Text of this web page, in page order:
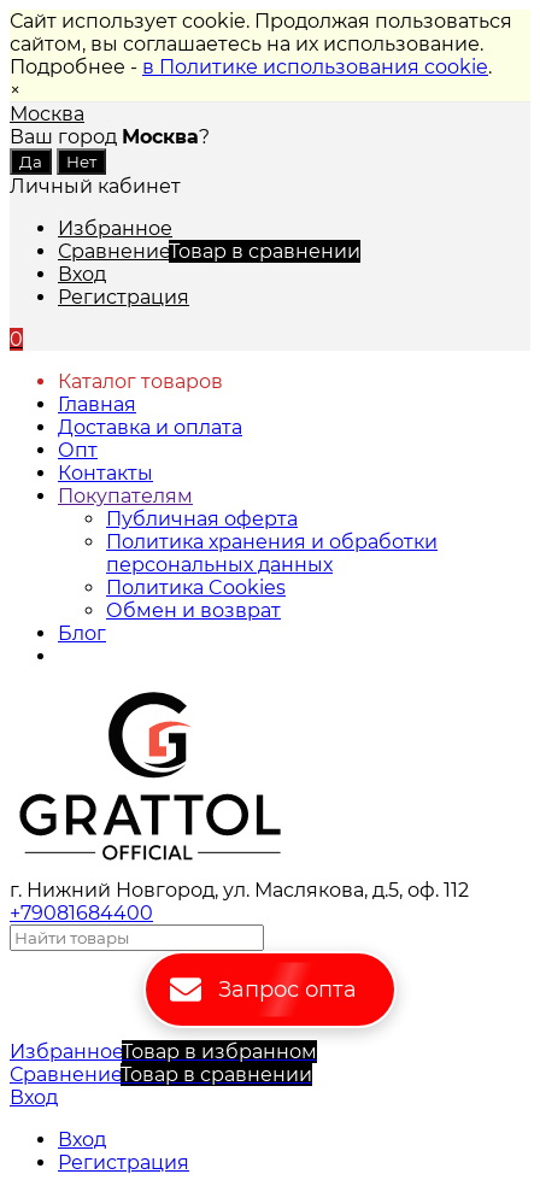
Сайт использует cookie. Продолжая пользоваться
сайтом, вы соглашаетесь на их использование.
Подробнее - в Политике использования cookie.
×
Москва
Ваш город Москва?
Личный кабинет
Избранное
СравнениеТовар в сравнении
Вход
Регистрация
0
Каталог товаров
Главная
Доставка и оплата
Опт
Контакты
Покупателям
Публичная оферта
Политика хранения и обработки
персональных данных
Политика Cookies
Обмен и возврат
Блог
г. Нижний Новгород, ул. Маслякова, д.5, оф. 112
+79081684400
Запрос опта
ИзбранноеТовар в избранном
СравнениеТовар в сравнении
Вход
Вход
Регистрация